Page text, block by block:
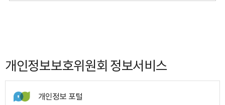
개인정보보호위원회 정보서비스
개인정보 포털